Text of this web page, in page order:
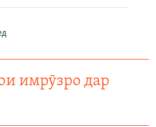
имрӯзро дар